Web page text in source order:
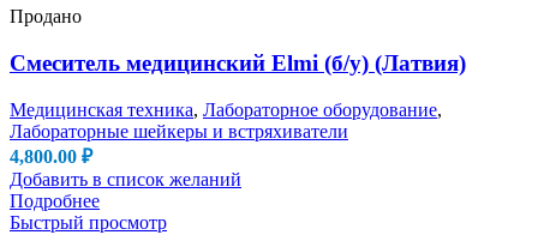
Продано
Смеситель медицинский Elmi (б/у) (Латвия)
Медицинская техника, Лабораторное оборудование,
Лабораторные шейкеры и встряхиватели
4,800.00 ₽
Добавить в список желаний
Подробнее
Быстрый просмотр